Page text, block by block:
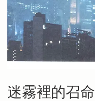
迷霧裡的召命